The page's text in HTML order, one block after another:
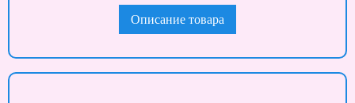
Описание товара